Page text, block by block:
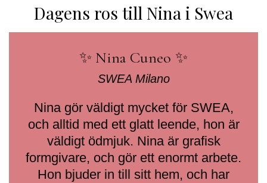
Dagens ros till Nina i Swea
✨ Nina Cuneo ✨
SWEA Milano
Nina gör väldigt mycket för SWEA,
och alltid med ett glatt leende, hon är
väldigt ödmjuk. Nina är grafisk
formgivare, och gör ett enormt arbete.
Hon bjuder in till sitt hem, och har